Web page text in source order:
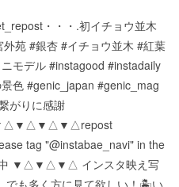
・・・.初イチョウ並木
苑 #銀杏 #イチョウ並木 #紅葉
モデル #instagood #instadaily
色 #genic_japan #genic_mag
がりに感謝
repost
tag "@instabae_navi" in the
▼△▼△▼△ インスタ映え写
も多く方に見て欲しい！ 🏝い